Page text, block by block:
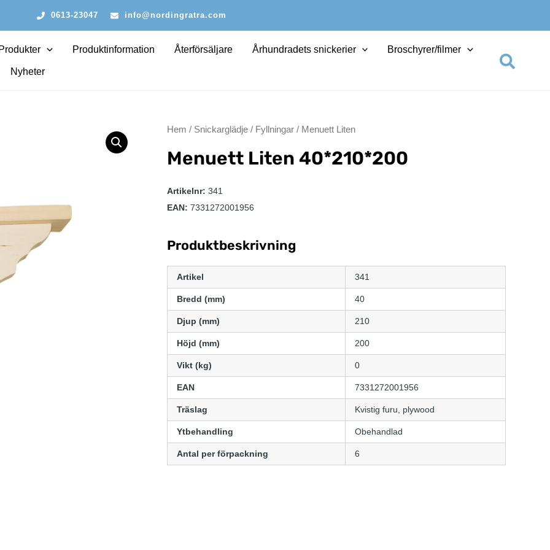
0613-23047 info@nordingratra.com
Produkter Produktinformation Återförsäljare Århundradets snickerier Broschyrer/filmer
Nyheter
Sök
Hem / Snickarglädje / Fyllningar / Menuett Liten
Menuett Liten 40*210*200
Artikelnr: 341
EAN: 7331272001956
Produktbeskrivning
Artikel 341
Bredd (mm) 40
Djup (mm) 210
Höjd (mm) 200
Vikt (kg) 0
EAN 7331272001956
Träslag Kvistig furu, plywood
Ytbehandling Obehandlad
Antal per förpackning 6